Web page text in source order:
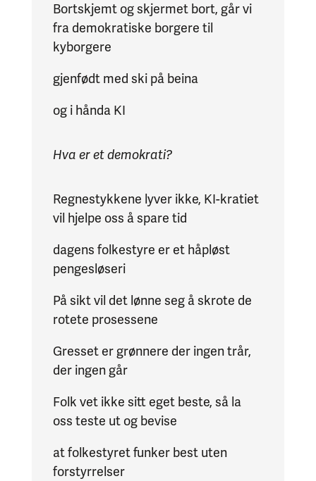
Bortskjemt og skjermet bort, går vi
fra demokratiske borgere til
kyborgere
gjenfødt med ski på beina
og i hånda KI
Hva er et demokrati?
Regnestykkene lyver ikke, KI-kratiet
vil hjelpe oss å spare tid
dagens folkestyre er et håpløst
pengesløseri
På sikt vil det lønne seg å skrote de
rotete prosessene
Gresset er grønnere der ingen trår,
der ingen går
Folk vet ikke sitt eget beste, så la
oss teste ut og bevise
at folkestyret funker best uten
forstyrrelser